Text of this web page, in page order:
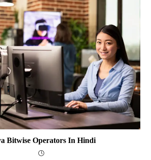
Bitwise Operators In Hindi